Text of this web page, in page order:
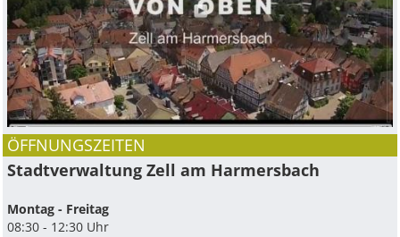
ÖFFNUNGSZEITEN
Stadtverwaltung Zell am Harmersbach
Montag - Freitag
08:30 - 12:30 Uhr